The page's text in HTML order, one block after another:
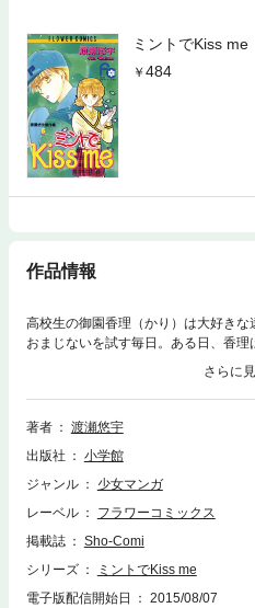
ミントでKiss me
484
作品情報
高校生の御園香理（かり）は大好き
おまじないを試す毎日。ある日、香理
「ミントキャンディーを食べながら
なれる」というものだ。意を決して
ど、ちょうどそこにクラスメートの
とキス！一瞬意識を失った香理だが、
香理は…！？ ●収録作品 ミントで
編 花の標／ふりむけロマンス！／
著者
渡瀬悠宇
出版社
小学館
ジャンル
少女マンガ
レーベル
フラワーコミックス
掲載誌
Sho-Comi
シリーズ
ミントでKiss me
電子版配信開始日
2015/08/07